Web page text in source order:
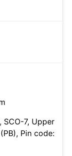
SCO-7, Upper
Pin code: